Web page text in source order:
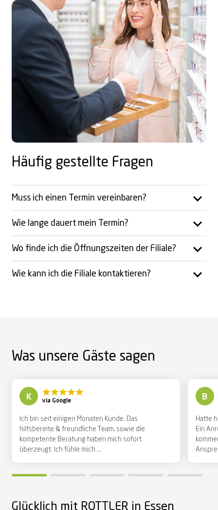
Häufig gestellte Fragen
Muss ich einen Termin vereinbaren?
Wie lange dauert mein Termin?
Wo finde ich die Öffnungszeiten der Filiale?
Wie kann ich die Filiale kontaktieren?
Was unsere Gäste sagen
K via Google
Ich bin seit einigen Monaten Kunde. Das
hilfsbereite & freundliche Team, sowie die
kompetente Beratung haben mich sofort
überzeugt. Ich fühle mich ...
B
Hatte
Ein
Glücklich mit ROTTLER in Essen